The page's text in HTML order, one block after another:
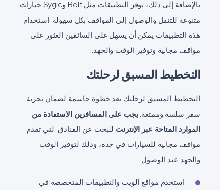
بالإضافة إلى ذلك، توفر التطبيقات مثل Bolt وSygic خيارات
متنوعة للتنقل والوصول إلى المواقف بكل سهولة. استخدام
هذه التطبيقات يمكن أن يسهل على السائقين العثور على
مواقف مجانية وتوفير الوقت والجهد.
التخطيط المسبق لرحلتك
التخطيط المسبق لرحلتك يعد خطوة حاسمة لضمان تجربة
سفر سلسة وممتعة. يجب على المسافرين الاستفادة من
الموارد المتاحة عبر الإنترنت للبحث عن الفنادق التي تقدم
مواقف مجانية للسيارات في جدة، وذلك لتوفير الوقت
والجهد عند الوصول.
استخدم مواقع الويب والتطبيقات المتخصصة في